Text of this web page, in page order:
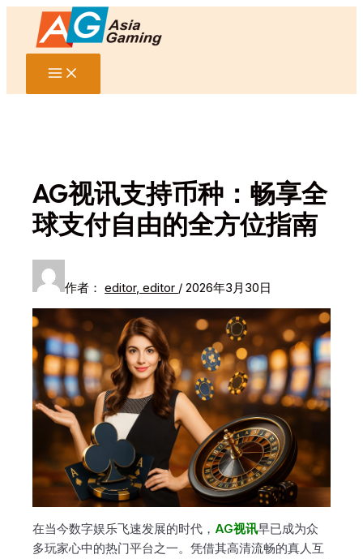
跳
Main
Menu
AG视讯支持币种：畅享全
球支付自由的全方位指南
作者： editor, editor /2026年3月30日
在当今数字娱乐飞速发展的时代， AG视讯早已成为众
多玩家心中的热门平台之一。凭借其高清流畅的真人互